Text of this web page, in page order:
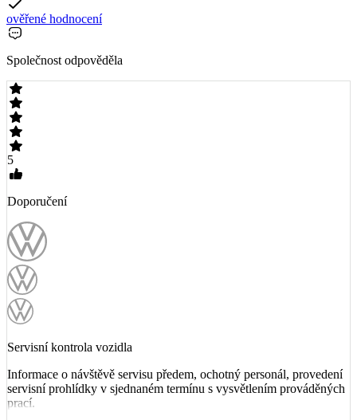
ověřené hodnocení
Společnost odpověděla
5
Doporučení
Servisní kontrola vozidla
Informace o návštěvě servisu předem, ochotný personál, provedení
servisní prohlídky v sjednaném termínu s vysvětlením prováděných
prací.